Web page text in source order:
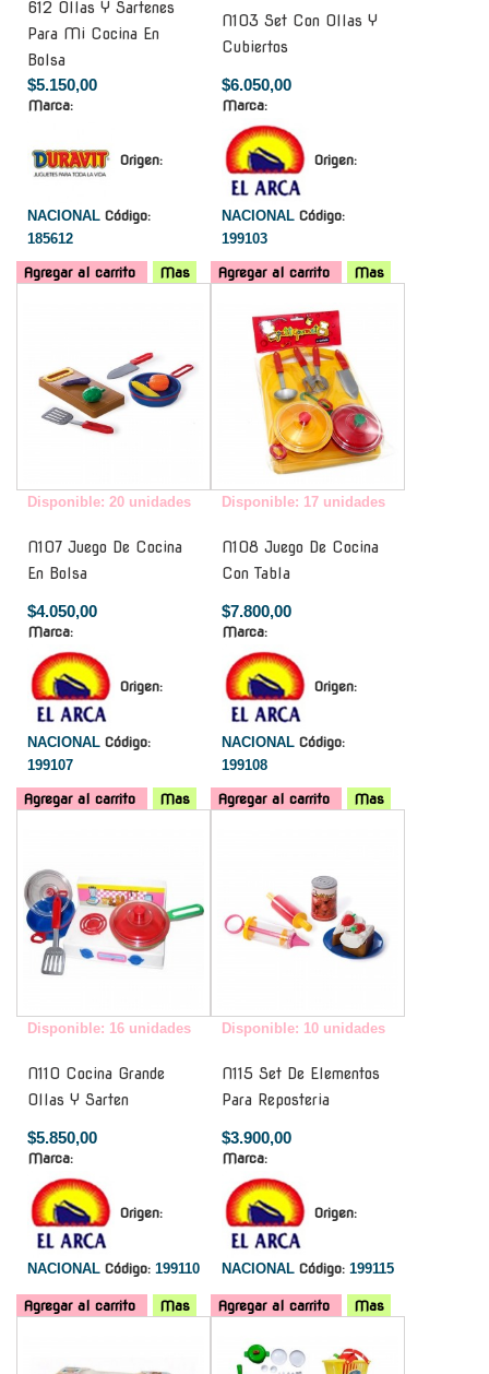
612 Ollas Y Sartenes
Para Mi Cocina En
Bolsa
$5.150,00
Marca:
Origen:
NACIONAL Código:
185612
Agregar al carrito Mas
N103 Set Con Ollas Y
Cubiertos
$6.050,00
Marca:
Origen:
NACIONAL Código:
199103
Agregar al carrito
Mas
Disponible: 20 unidades
N107 Juego De Cocina
En Bolsa
$4.050,00
Marca:
Origen:
NACIONAL Código:
199107
Agregar al carrito Mas
Disponible: 17 unidades
N108 Juego De Cocina
Con Tabla
$7.800,00
Marca:
Origen:
NACIONAL Código:
199108
Agregar al carrito
Mas
Disponible: 16 unidades
N110 Cocina Grande
Ollas Y Sarten
$5.850,00
Marca:
Origen:
NACIONAL Código: 199110
Agregar al carrito Mas
Disponible: 10 unidades
N115 Set De Elementos
Para Reposteria
$3.900,00
Marca:
Origen:
NACIONAL Código: 199115
Agregar al carrito
Mas